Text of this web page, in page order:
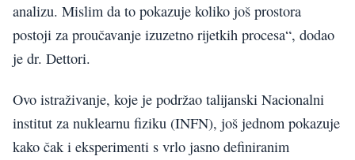
analizu. Mislim da to pokazuje koliko još prostora
postoji za proučavanje izuzetno rijetkih procesa“, dodao
je dr. Dettori.
Ovo istraživanje, koje je podržao talijanski Nacionalni
institut za nuklearnu fiziku (INFN), još jednom pokazuje
kako čak i eksperimenti s vrlo jasno definiranim